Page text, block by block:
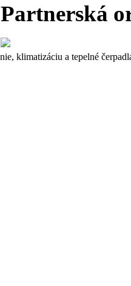
Partnerská
klimatizáciu a tepelné